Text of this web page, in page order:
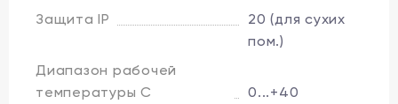
Защита IP
20 (для сухих
пом.)
Диапазон рабочей
температуры C
0...+40